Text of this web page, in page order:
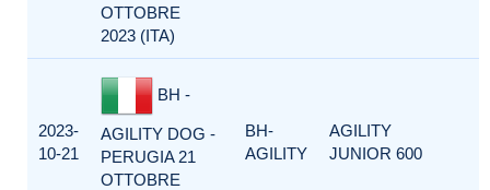
OTTOBRE
2023 (ITA)
2023-
10-21
BH -
AGILITY DOG -
PERUGIA 21
OTTOBRE
BH-
AGILITY
AGILITY
JUNIOR 600